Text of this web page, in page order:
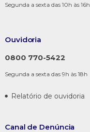
Segunda a sexta das 10h às 16h
Ouvidoria
0800 770-5422
Segunda a sexta das 9h às 18h
Relatório de ouvidoria
Canal de Denúncia